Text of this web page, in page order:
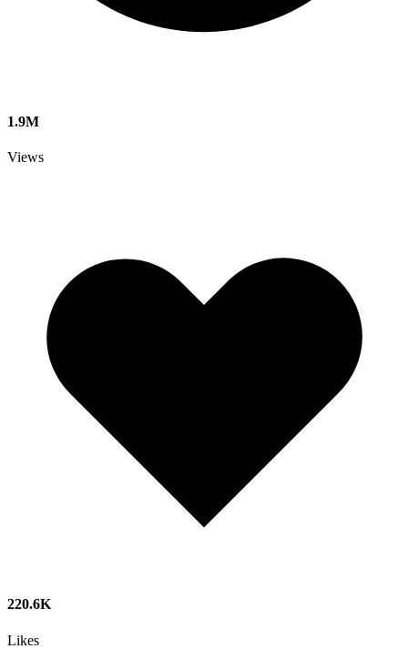
1.9M
Views
220.6K
Likes